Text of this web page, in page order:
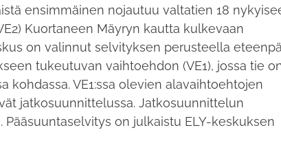
ensimmäinen nojautuu valtatien 18
Kuortaneen Mäyryn kautta kulkevaan
on valinnut selvityksen perusteella
tukeutuvan vaihtoehdon (VE1), jossa tie
VE1:ssa olevien alavaihtoehtojen
jatkosuunnittelussa. Jatkosuunnittelun
on julkaistu ELY-keskuksen